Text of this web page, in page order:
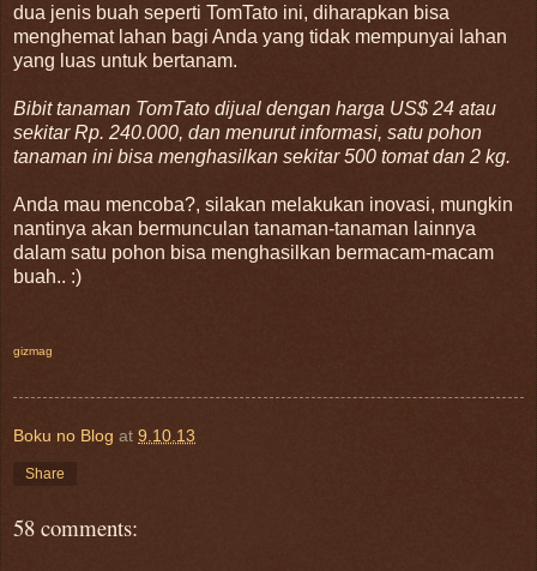
dua jenis buah seperti TomTato ini, diharapkan bisa
menghemat lahan bagi Anda yang tidak mempunyai lahan
yang luas untuk bertanam.
Bibit tanaman TomTato dijual dengan harga US$ 24 atau
sekitar Rp. 240.000, dan menurut informasi, satu pohon
tanaman ini bisa menghasilkan sekitar 500 tomat dan 2 kg.
Anda mau mencoba?, silakan melakukan inovasi, mungkin
nantinya akan bermunculan tanaman-tanaman lainnya
dalam satu pohon bisa menghasilkan bermacam-macam
buah.. :)
gizmag
Boku no Blog at 9.10.13
Share
58 comments: